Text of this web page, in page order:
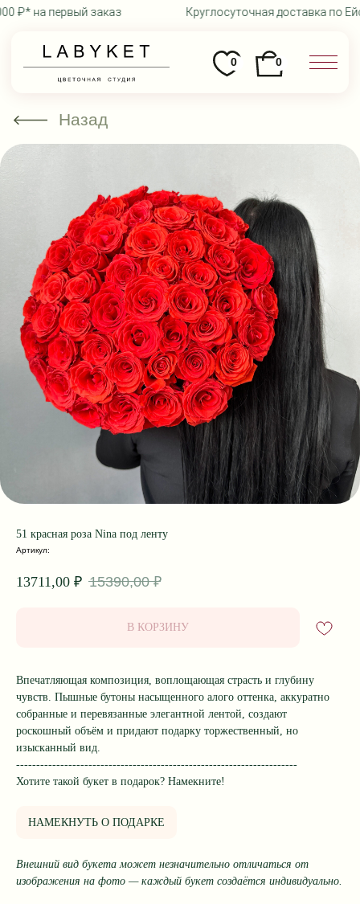
₽* на первый заказ Круглосуточная доставка по
Назад
51 красная роза Nina под ленту
Артикул:
13711,00 ₽ 15390,00 ₽
В КОРЗИНУ
Впечатляющая композиция, воплощающая страсть и глубину
чувств. Пышные бутоны насыщенного алого оттенка, аккуратно
собранные и перевязанные элегантной лентой, создают
роскошный объём и придают подарку торжественный, но
изысканный вид.
----------------------------------------------------------------------
Хотите такой букет в подарок? Намекните!
НАМЕКНУТЬ О ПОДАРКЕ
Внешний вид букета может незначительно отличаться от
изображения на фото — каждый букет создаётся индивидуально.